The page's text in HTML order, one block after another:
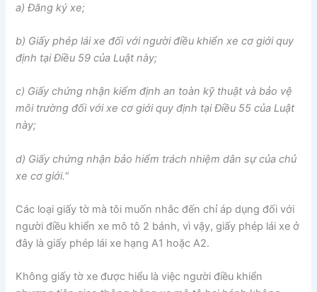
a) Đăng ký xe;
b) Giấy phép lái xe đối với người điều khiển xe cơ giới quy
định tại Điều 59 của Luật này;
c) Giấy chứng nhận kiểm định an toàn kỹ thuật và bảo vệ
môi trường đối với xe cơ giới quy định tại Điều 55 của Luật
này;
d) Giấy chứng nhận bảo hiểm trách nhiệm dân sự của chủ
xe cơ giới.“
Các loại giấy tờ mà tôi muốn nhắc đến chỉ áp dụng đối với
người điều khiển xe mô tô 2 bánh, vì vậy, giấy phép lái xe ở
đây là giấy phép lái xe hạng A1 hoặc A2.
Không giấy tờ xe được hiểu là việc người điều khiển